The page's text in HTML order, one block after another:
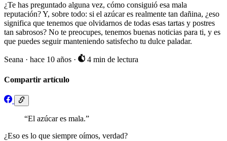
¿Te has preguntado alguna vez, cómo consiguió esa mala
reputación? Y, sobre todo: si el azúcar es realmente tan dañina, ¿eso
significa que tenemos que olvidarnos de todas esas tartas y postres
tan sabrosos? No te preocupes, tenemos buenas noticias para ti, y es
que puedes seguir manteniendo satisfecho tu dulce paladar.
Seana · hace 10 años · 4 min de lectura
Compartir artículo
“El azúcar es mala.”
¿Eso es lo que siempre oímos, verdad?